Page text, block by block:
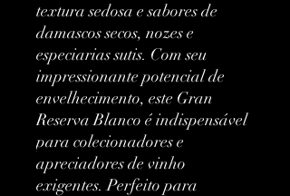
textura sedosa e sabores de
damascos secos, nozes e
especiarias sutis. Com seu
impressionante potencial de
envelhecimento, este Gran
Reserva Blanco é indispensável
para colecionadores e
apreciadores de vinho
exigentes. Perfeito para